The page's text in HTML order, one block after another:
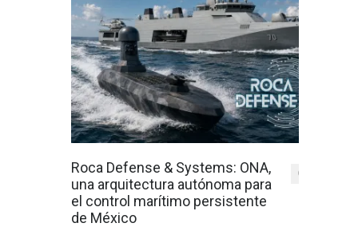
Roca Defense & Systems: ONA,
una arquitectura autónoma para
el control marítimo persistente
de México
0